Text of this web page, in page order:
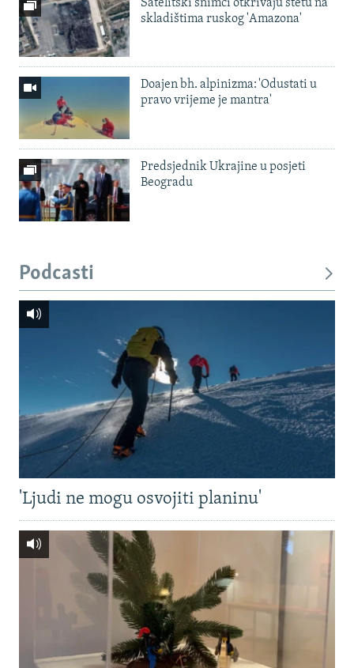
Satelitski snimci otkrivaju štetu na
skladištima ruskog 'Amazona'
Doajen bh. alpinizma: 'Odustati u
pravo vrijeme je mantra'
Predsjednik Ukrajine u posjeti
Beogradu
Podcasti
'Ljudi ne mogu osvojiti planinu'